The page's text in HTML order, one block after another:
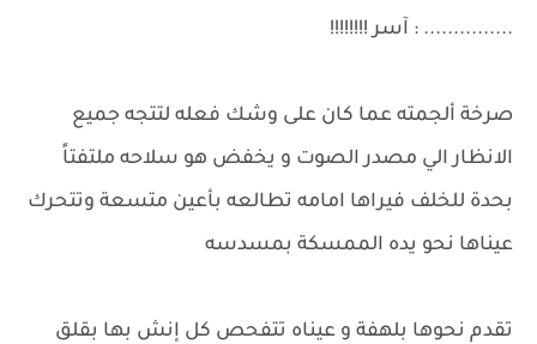
............... : آسر !!!!!!!!
صرخة ألجمته عما كان على وشك فعله لتتجه جميع
الانظار الي مصدر الصوت و يخفض هو سلاحه ملتفتاً
بحدة للخلف فيراها امامه تطالعه بأعين متسعة وتتحرك
عيناها نحو يده الممسكة بمسدسه
تقدم نحوها بلهفة و عيناه تتفحص كل إنش بها بقلق